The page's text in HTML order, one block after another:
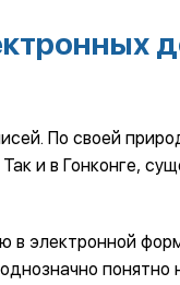
По своей
и в Гонконге,
электронной
понятно